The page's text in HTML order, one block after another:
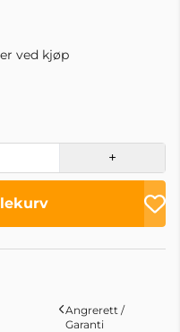
ved kjøp
+
Angrerett /
Garanti